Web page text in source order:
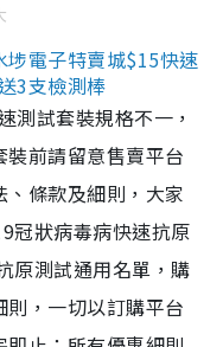
埗電子特賣城$15快速
3支檢測棒
測試套裝規格不一，
前請留意售賣平台
條款及細則，大家
冠狀病毒病快速抗原
原測試通用名單，購
，一切以訂購平台